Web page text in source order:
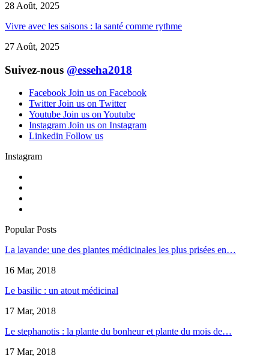
28 Août, 2025
Vivre avec les saisons : la santé comme rythme
27 Août, 2025
Suivez-nous @esseha2018
Facebook Join us on Facebook
Twitter Join us on Twitter
Youtube Join us on Youtube
Instagram Join us on Instagram
Linkedin Follow us
Instagram
Popular Posts
La lavande: une des plantes médicinales les plus prisées en…
16 Mar, 2018
Le basilic : un atout médicinal
17 Mar, 2018
Le stephanotis : la plante du bonheur et plante du mois de…
17 Mar, 2018